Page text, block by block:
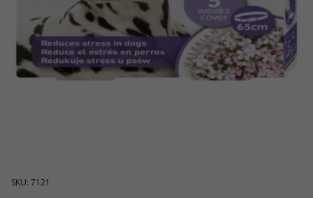
SKU: 7121